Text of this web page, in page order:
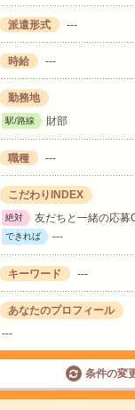
派遣形式 ---
時給 ---
勤務地
駅/路線 財部
職種 ---
こだわりINDEX
絶対 友だちと一緒の応募
できれば ---
キーワード ---
あなたのプロフィール
---
条件の変